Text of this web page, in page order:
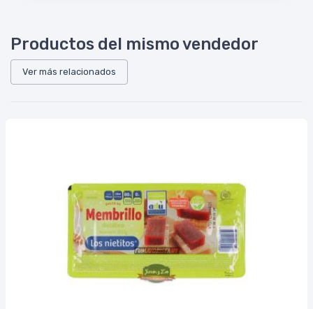
Productos del mismo vendedor
Ver más relacionados